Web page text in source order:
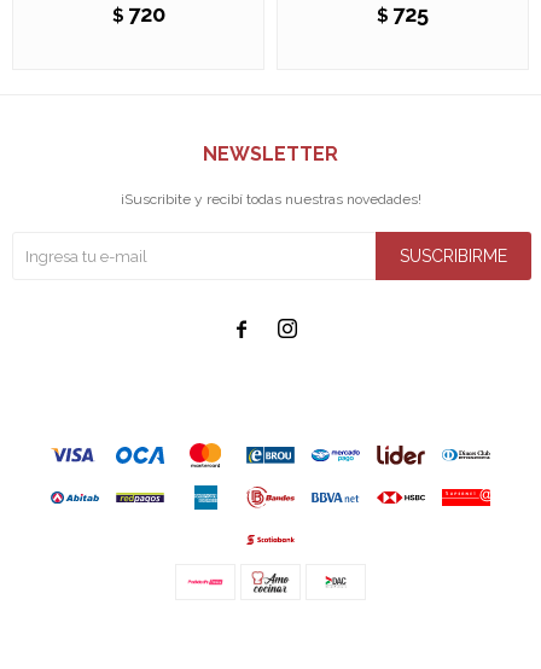
$ 720 $ 725
NEWSLETTER
¡Suscribite y recibí todas nuestras novedades!
SUSCRIBIRME
 